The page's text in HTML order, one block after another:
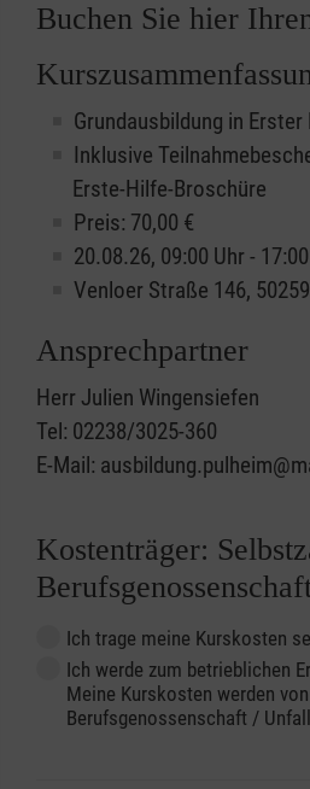
Buchen Sie hier
Grundausbildung in Erster
Inklusive
Erste-Hilfe-Broschüre
Preis: 70,00 €
20.08.26, 09:00 Uhr -
Venloer Straße 146,
Ansprechpartner
Herr Julien Wingensiefen
Tel: 02238/3025-360
E-Mail:
Kostenträger:
Ich trage meine Kurskosten
Ich werde zum betrieblichen
Meine Kurskosten werden
Berufsgenossenschaft /